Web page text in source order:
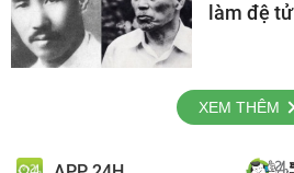
làm đệ tử
XEM THÊM